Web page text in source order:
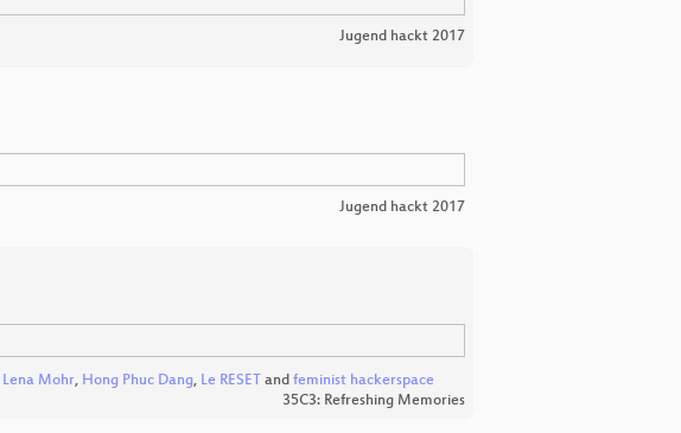
Jugend hackt 2017
Jugend hackt 2017
Lena Mohr, Hong Phuc Dang, Le RESET and feminist hackerspace
35C3: Refreshing Memories